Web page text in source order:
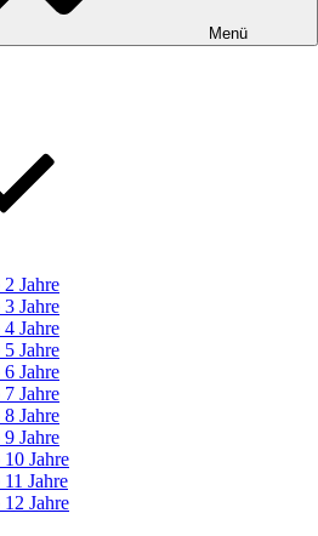
Menü
Jahre
Jahre
Jahre
Jahre
Jahre
Jahre
Jahre
Jahre
Jahre
Jahre
Jahre